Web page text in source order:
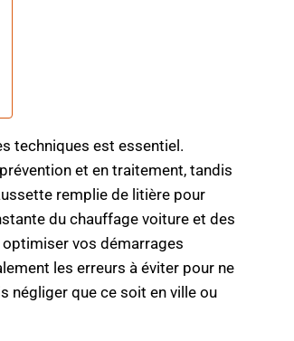
techniques est essentiel.
et en traitement, tandis
remplie de litière pour
du chauffage voiture et des
optimiser vos démarrages
les erreurs à éviter pour ne
négliger que ce soit en ville ou